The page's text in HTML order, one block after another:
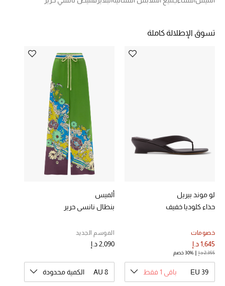
ركن أناقة المنتجعات
جميع إصدارتنا النسائية
الحب للمحلي
تسوق الإطلالة كاملة
لو موند بيريل
حذاء كلوديا خفيف
خصومات
1,645 د.إ
2,355 د.إ 30% خصم
EU 39 باقي 1 فقط
ألميس
بنطال نانسي حرير
الموسم الجديد
2,090 د.إ
AU 8 الكمية محدودة